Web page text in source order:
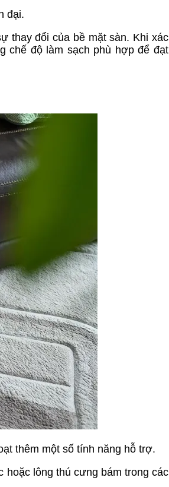
đại.
thay đổi của bề mặt sàn. Khi xác
chế độ làm sạch phù hợp để đạt
thêm một số tính năng hỗ trợ.
hoặc lông thú cưng bám trong các